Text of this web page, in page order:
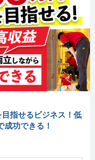
指せるビジネス！低
成功できる！